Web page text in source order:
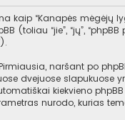
kaip “Kanapės mėgėjų
(toliau “jie”, “jų”,
naršant po
dvejuose
kiekvieno
nurodo, kurias